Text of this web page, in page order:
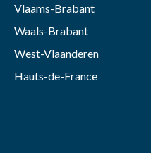
Vlaams-Brabant
Waals-Brabant
West-Vlaanderen
Hauts-de-France